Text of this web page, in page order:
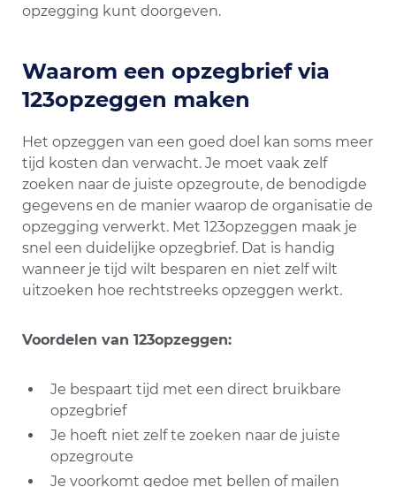
opzegging kunt doorgeven.
Waarom een opzegbrief via
123opzeggen maken
Het opzeggen van een goed doel kan soms meer
tijd kosten dan verwacht. Je moet vaak zelf
zoeken naar de juiste opzegroute, de benodigde
gegevens en de manier waarop de organisatie de
opzegging verwerkt. Met 123opzeggen maak je
snel een duidelijke opzegbrief. Dat is handig
wanneer je tijd wilt besparen en niet zelf wilt
uitzoeken hoe rechtstreeks opzeggen werkt.
Voordelen van 123opzeggen:
Je bespaart tijd met een direct bruikbare
opzegbrief
Je hoeft niet zelf te zoeken naar de juiste
opzegroute
Je voorkomt gedoe met bellen of mailen